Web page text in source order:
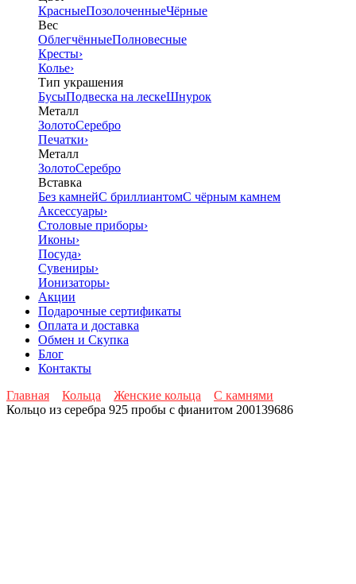
КрасныеПозолоченныеЧёрные
Вес
ОблегчённыеПолновесные
Кресты›
Колье›
Тип украшения
БусыПодвеска на лескеШнурок
Металл
ЗолотоСеребро
Печатки›
Металл
ЗолотоСеребро
Вставка
Без камнейС бриллиантомС чёрным камнем
Аксессуары›
Столовые приборы›
Иконы›
Посуда›
Сувениры›
Ионизаторы›
Акции
Подарочные сертификаты
Оплата и доставка
Обмен и Скупка
Блог
Контакты
Главная
Кольца Женские кольца
С камнями
Кольцо из серебра 925 пробы с фианитом 200139686